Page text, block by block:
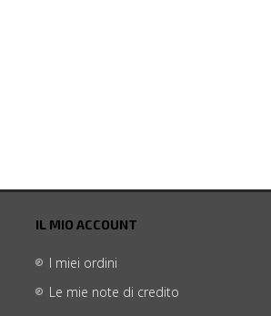
IL MIO ACCOUNT
I miei ordini
Le mie note di credito